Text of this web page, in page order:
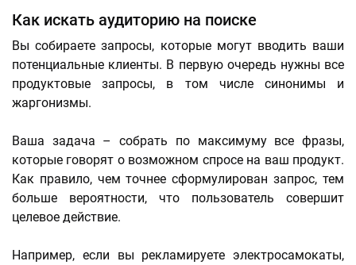
Как искать аудиторию на поиске
Вы собираете запросы, которые могут вводить ваши
потенциальные клиенты. В первую очередь нужны все
продуктовые запросы, в том числе синонимы и
жаргонизмы.
Ваша задача – собрать по максимуму все фразы,
которые говорят о возможном спросе на ваш продукт.
Как правило, чем точнее сформулирован запрос, тем
больше вероятности, что пользователь совершит
целевое действие.
Например, если вы рекламируете электросамокаты,